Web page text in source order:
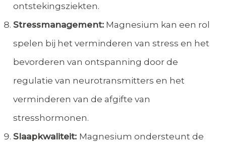
ontstekingsziekten.
Stressmanagement: Magnesium kan een rol
spelen bij het verminderen van stress en het
bevorderen van ontspanning door de
regulatie van neurotransmitters en het
verminderen van de afgifte van
stresshormonen.
Slaapkwaliteit: Magnesium ondersteunt de